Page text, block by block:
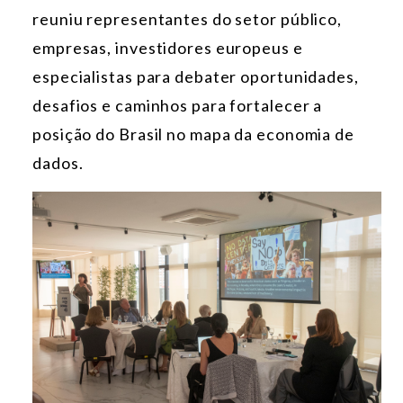
reuniu representantes do setor público,
empresas, investidores europeus e
especialistas para debater oportunidades,
desafios e caminhos para fortalecer a
posição do Brasil no mapa da economia de
dados.